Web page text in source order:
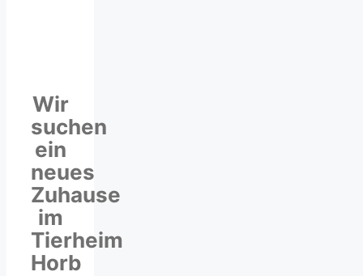
Wir
suchen
ein
neues
Zuhause
im
Tierheim
Horb